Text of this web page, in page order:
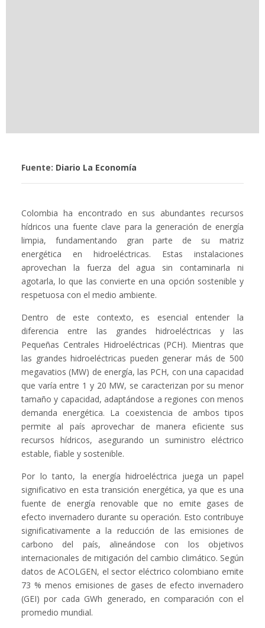
Fuente: Diario La Economía
Colombia ha encontrado en sus abundantes recursos
hídricos una fuente clave para la generación de energía
limpia, fundamentando gran parte de su matriz
energética en hidroeléctricas. Estas instalaciones
aprovechan la fuerza del agua sin contaminarla ni
agotarla, lo que las convierte en una opción sostenible y
respetuosa con el medio ambiente.
Dentro de este contexto, es esencial entender la
diferencia entre las grandes hidroeléctricas y las
Pequeñas Centrales Hidroeléctricas (PCH). Mientras que
las grandes hidroeléctricas pueden generar más de 500
megavatios (MW) de energía, las PCH, con una capacidad
que varía entre 1 y 20 MW, se caracterizan por su menor
tamaño y capacidad, adaptándose a regiones con menos
demanda energética. La coexistencia de ambos tipos
permite al país aprovechar de manera eficiente sus
recursos hídricos, asegurando un suministro eléctrico
estable, fiable y sostenible.
Por lo tanto, la energía hidroeléctrica juega un papel
significativo en esta transición energética, ya que es una
fuente de energía renovable que no emite gases de
efecto invernadero durante su operación. Esto contribuye
significativamente a la reducción de las emisiones de
carbono del país, alineándose con los objetivos
internacionales de mitigación del cambio climático. Según
datos de ACOLGEN, el sector eléctrico colombiano emite
73 % menos emisiones de gases de efecto invernadero
(GEI) por cada GWh generado, en comparación con el
promedio mundial.